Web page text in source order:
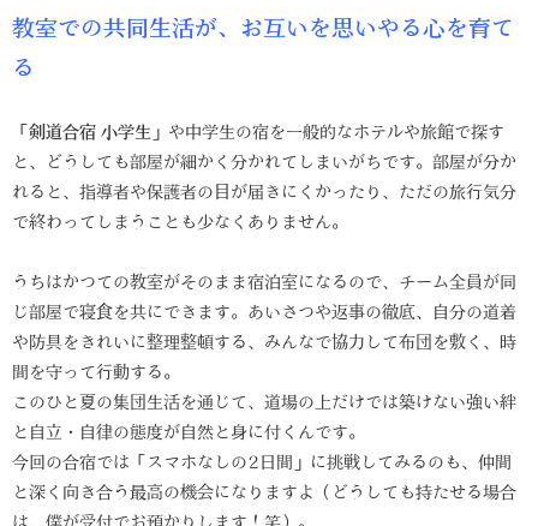
教室での共同生活が、お互いを思いやる心を育て
る
「 剣道合宿 小学生 」や中学生の宿を一般的なホテルや旅館で探す
と、どうしても部屋が細かく分かれてしまいがちです。部屋が分か
れると、指導者や保護者の目が届きにくかったり、ただの旅行気分
で終わってしまうことも少なくありません。
うちはかつての教室がそのまま宿泊室になるので、チーム全員が同
じ部屋で寝食を共にできます。あいさつや返事の徹底、自分の道着
や防具をきれいに整理整頓する、みんなで協力して布団を敷く、時
間を守って行動する。
このひと夏の集団生活を通じて、道場の上だけでは築けない強い絆
と自立・自律の態度が自然と身に付くんです。
今回の合宿では「スマホなしの2日間」に挑戦してみるのも、仲間
と深く向き合う最高の機会になりますよ（どうしても持たせる場合